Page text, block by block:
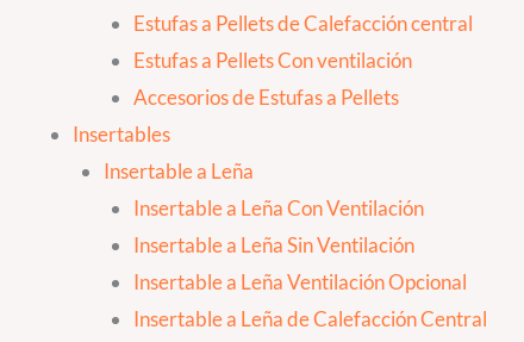
Estufas a Pellets de Calefacción central
Estufas a Pellets Con ventilación
Accesorios de Estufas a Pellets
Insertables
Insertable a Leña
Insertable a Leña Con Ventilación
Insertable a Leña Sin Ventilación
Insertable a Leña Ventilación Opcional
Insertable a Leña de Calefacción Central